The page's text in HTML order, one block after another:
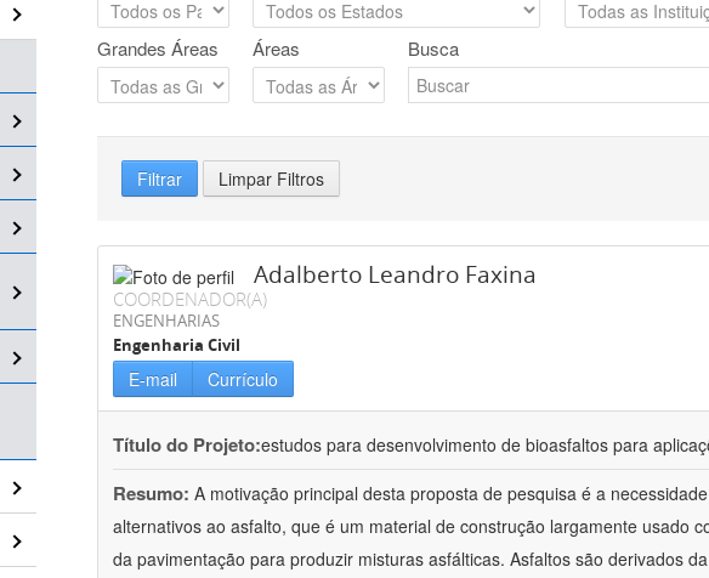
Grandes Áreas Áreas Busca
Filtrar Limpar Filtros
Adalberto Leandro Faxina
COORDENADOR(A)
ENGENHARIAS
Engenharia Civil
E-mail Currículo
Título do Projeto:estudos para desenvolvimento de bioasfaltos para
Resumo: A motivação principal desta proposta de pesquisa é a
alternativos ao asfalto, que é um material de construção largamente usado
da pavimentação para produzir misturas asfálticas. Asfaltos são derivados